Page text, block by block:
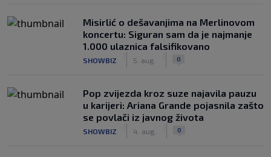
Misirlić o dešavanjima na Merlinovom
koncertu: Siguran sam da je najmanje
1.000 ulaznica falsifikovano
SHOWBIZ 5. aug. 0
Pop zvijezda kroz suze najavila pauzu
u karijeri: Ariana Grande pojasnila zašto
se povlači iz javnog života
SHOWBIZ 4. aug. 0